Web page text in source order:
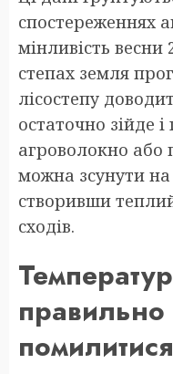
спостереженнях
мінливість весни
степах земля
лісостепу
остаточно зійде
агроволокно або
можна зсунути
створивши
сходів.
правильно
помилитися